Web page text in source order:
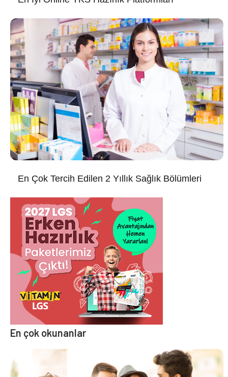
En Çok Tercih Edilen 2 Yıllık Sağlık Bölümleri
En çok okunanlar